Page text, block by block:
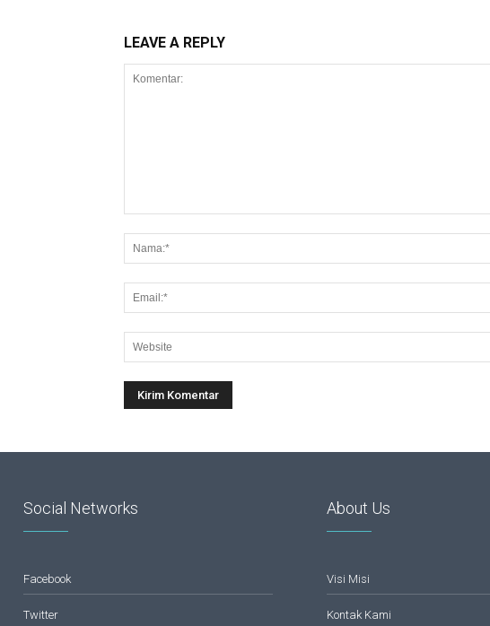
LEAVE A REPLY
Social Networks
Facebook
Twitter
About Us
Visi Misi
Kontak Kami